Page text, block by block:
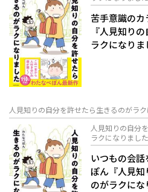
苦手意識の
『人見知り
ラクになりま
人見知りの自分を許せたら生きるのがラ
人見知りの自分
ラクになりました
いつもの会
ぽん『人見
のがラクにな